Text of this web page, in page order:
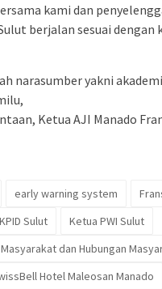
kami dan
berjalan sesuai dengan
narasumber yakni
Ketua AJI Manado
early warning system
Sulut
Ketua PWI Sulut
dan Hubungan
Hotel Maleosan Manado